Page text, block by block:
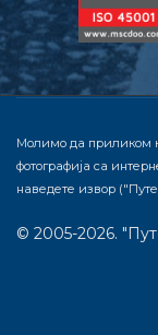
Молимо да приликом
фотографија са
наведете извор
© 2005-2026.